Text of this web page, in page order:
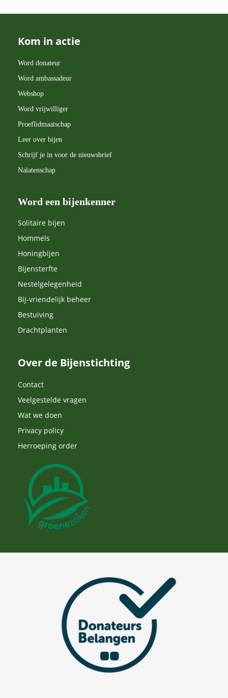
Kom in actie
Word donateur
Word ambassadeur
Webshop
Word vrijwilliger
Proeflidmaatschap
Leer over bijen
Schrijf je in voor de nieuwsbrief
Nalatenschap
Word een bijenkenner
Solitaire bijen
Hommels
Honingbijen
Bijensterfte
Nestelgelegenheid
Bij-vriendelijk beheer
Bestuiving
Drachtplanten
Over de Bijenstichting
Contact
Veelgestelde vragen
Wat we doen
Privacy policy
Herroeping order